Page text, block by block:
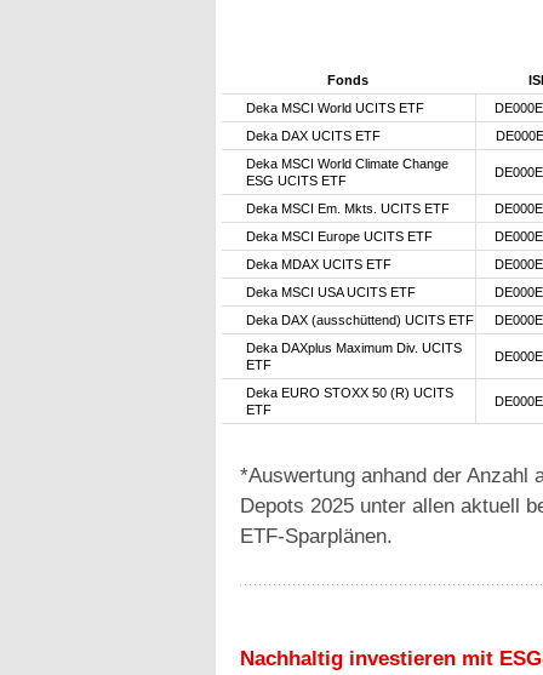
Fonds
Deka MSCI World UCITS ETF
Deka DAX UCITS ETF
Deka MSCI World Climate Change
ESG UCITS ETF
Deka MSCI Em. Mkts. UCITS ETF
Deka MSCI Europe UCITS ETF
Deka MDAX UCITS ETF
Deka MSCI USA UCITS ETF
Deka DAX (ausschüttend) UCITS ETF
Deka DAXplus Maximum Div. UCITS
ETF
Deka EURO STOXX 50 (R) UCITS
ETF
*Auswertung anhand der Anzahl
Depots 2025 unter allen aktuell
ETF-Sparplänen.
Nachhaltig investieren mit